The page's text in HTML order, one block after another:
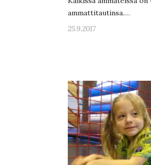
ammattitautinsa.…
25.9.2017